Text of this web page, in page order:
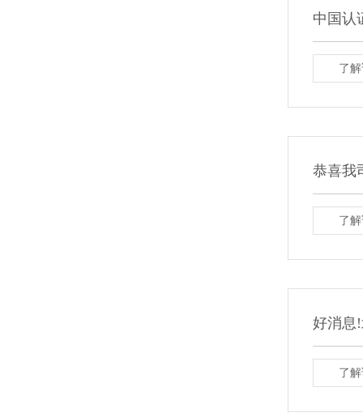
中国认
了
恭喜我
了
好消息
了